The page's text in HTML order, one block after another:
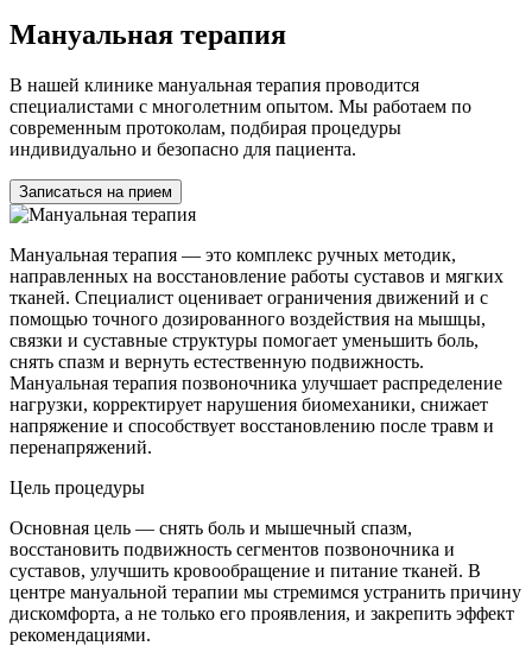
Мануальная терапия
В нашей клинике мануальная терапия проводится
специалистами с многолетним опытом. Мы работаем по
современным протоколам, подбирая процедуры
индивидуально и безопасно для пациента.
Записаться на прием
Мануальная терапия — это комплекс ручных методик,
направленных на восстановление работы суставов и мягких
тканей. Специалист оценивает ограничения движений и с
помощью точного дозированного воздействия на мышцы,
связки и суставные структуры помогает уменьшить боль,
снять спазм и вернуть естественную подвижность.
Мануальная терапия позвоночника улучшает распределение
нагрузки, корректирует нарушения биомеханики, снижает
напряжение и способствует восстановлению после травм и
перенапряжений.
Цель процедуры
Основная цель — снять боль и мышечный спазм,
восстановить подвижность сегментов позвоночника и
суставов, улучшить кровообращение и питание тканей. В
центре мануальной терапии мы стремимся устранить причину
дискомфорта, а не только его проявления, и закрепить эффект
рекомендациями.